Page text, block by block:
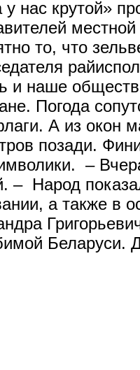
нас крутой»
то, что
и наше
Погода
А из окон
позади.
–
– Народ
а также в